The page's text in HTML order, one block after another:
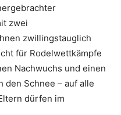
zwei
zwillingstauglich
für Rodelwettkämpfe
Nachwuchs und einen
den Schnee – auf alle
dürfen im